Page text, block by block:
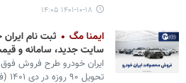
۱۴۰۱-۱۰-۱۸ ۱۴:۰۵
ایمنا مگ
ثبت نام
سایت جدید، سامانه و
ایران خودرو طرح فروش